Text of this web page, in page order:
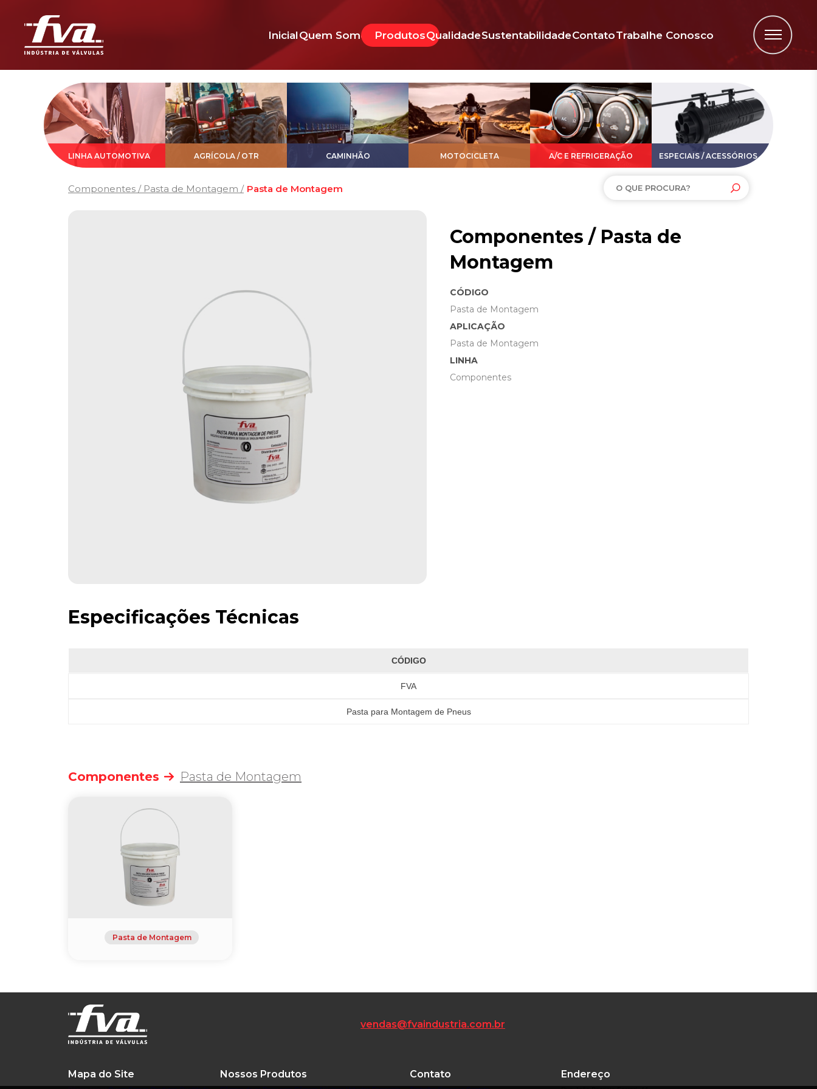
InicialQuem Somos ProdutosQualidadeSustentabilidadeContatoTrabalhe Conosco
LINHA AUTOMOTIVA AGRÍCOLA / OTR CAMINHÃO MOTOCICLETA A/C E REFRIGERAÇÃO ESPECIAIS / ACESSÓRIOS
Componentes / Pasta de Montagem / Pasta de Montagem
Componentes / Pasta de
Montagem
CÓDIGO
Pasta de Montagem
APLICAÇÃO
Pasta de Montagem
LINHA
Componentes
Especificações Técnicas
CÓDIGO
FVA
Pasta para Montagem de Pneus
Componentes Pasta de Montagem
Pasta de Montagem
vendas@fvaindustria.com.br
Mapa do Site Nossos Produtos Contato Endereço